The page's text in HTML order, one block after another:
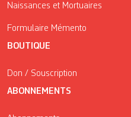
Naissances et Mortuaires
Formulaire Mémento
BOUTIQUE
Don / Souscription
ABONNEMENTS